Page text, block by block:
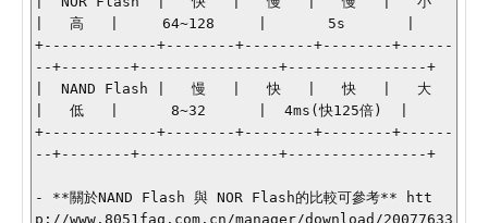
|   高   |     64~128     |       5s       |
+-------------+--------+--------+--------+------
--+--------+----------------+----------------+
|  NAND Flash |   慢   |   快   |   快   |   大
|   低   |      8~32      |  4ms(快125倍)  |
+-------------+--------+--------+--------+------
--+--------+----------------+----------------+
- **關於NAND Flash 與 NOR Flash的比較可參考** htt
p://www.8051faq.com.cn/manager/download/20077633